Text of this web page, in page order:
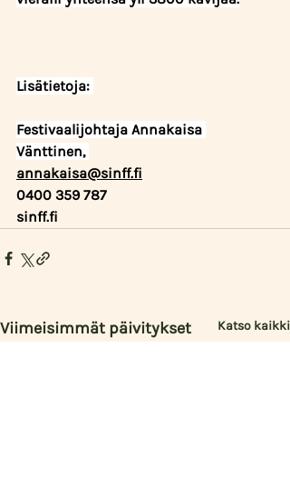
Lisätietoja:
Festivaalijohtaja Annakaisa
Vänttinen,
annakaisa@sinff.fi
0400 359 787
sinff.fi
Viimeisimmät päivitykset Katso kaikki